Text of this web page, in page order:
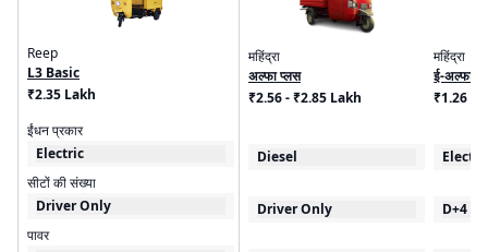
Reep
L3 Basic
₹2.35 Lakh
ईंधन प्रकार
Electric
सीटों की संख्या
Driver Only
पावर
महिंद्रा
अल्फा प्लस
₹2.56 - ₹2.85 Lakh
Diesel
Driver Only
महिंद्रा
ई-अल्फा
₹1.26
D+4